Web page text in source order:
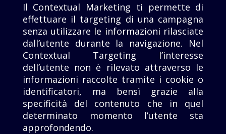
Il Contextual Marketing ti permette di
effettuare il targeting di una campagna
senza utilizzare le informazioni rilasciate
dall’utente durante la navigazione. Nel
Contextual Targeting l’interesse
dell’utente non è rilevato attraverso le
informazioni raccolte tramite i cookie o
identificatori, ma bensì grazie alla
specificità del contenuto che in quel
determinato momento l’utente sta
approfondendo.